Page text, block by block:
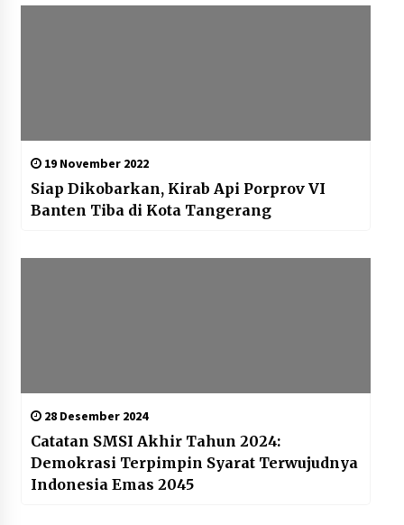
19 November 2022
Siap Dikobarkan, Kirab Api Porprov VI
Banten Tiba di Kota Tangerang
28 Desember 2024
Catatan SMSI Akhir Tahun 2024:
Demokrasi Terpimpin Syarat Terwujudnya
Indonesia Emas 2045